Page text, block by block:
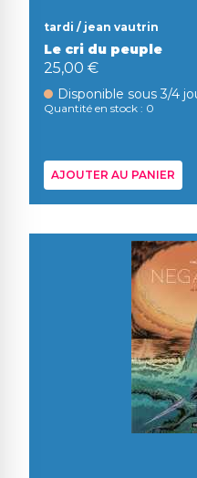
tardi / jean vautrin
Le cri du peuple
25,00 €
Disponible sous 3/4
Quantité en stock : 0
AJOUTER AU PANIER